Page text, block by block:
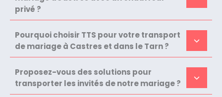
privé ?
Pourquoi choisir TTS pour votre transport
de mariage à Castres et dans le Tarn ?
Proposez-vous des solutions pour
transporter les invités de notre mariage ?